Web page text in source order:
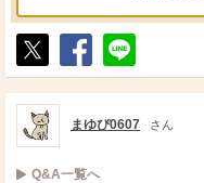
ポ
ス
ト
シ
ェ
送
る
まゆぴ0607 さん
Q&A一覧へ